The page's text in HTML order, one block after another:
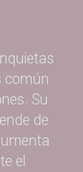
común
Su
de
el